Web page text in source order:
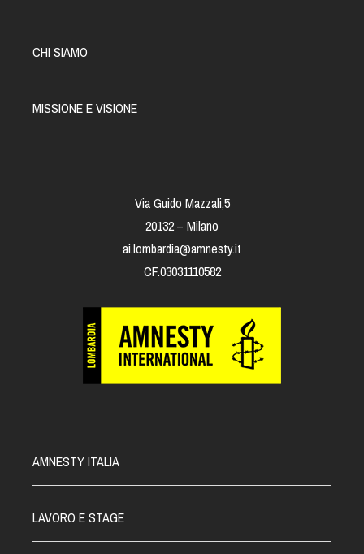
CHI SIAMO
MISSIONE E VISIONE
Via Guido Mazzali,5
20132 – Milano
ai.lombardia@amnesty.it
CF.03031110582
AMNESTY ITALIA
LAVORO E STAGE